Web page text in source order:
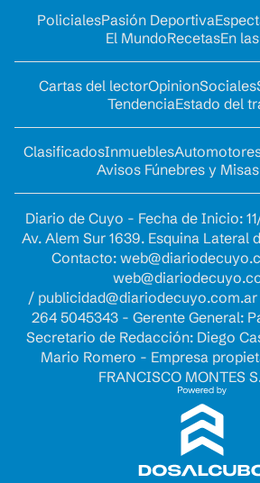
PolicialesPasión Deportiva
El MundoRecetasEn
Cartas del lectorOpinionSociales
TendenciaEstado del
ClasificadosInmuebles
Avisos Fúnebres y Misas
Diario de Cuyo - Fecha de Inicio:
Av. Alem Sur 1639. Esquina Lateral
Contacto:
/ publicidad@diariodecuyo.com.ar
264 5045343 - Gerente General:
Secretario de Redacción: Diego
Mario Romero - Empresa
FRANCISCO MONTES